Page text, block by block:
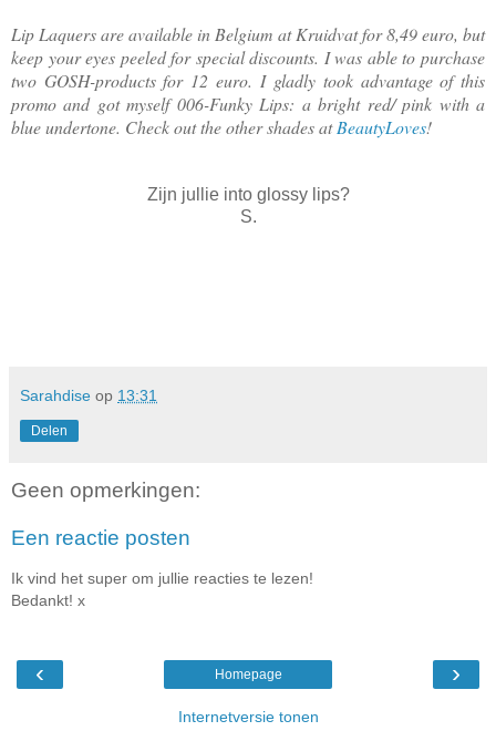
Lip Laquers are available in Belgium at Kruidvat for 8,49 euro, but
keep your eyes peeled for special discounts. I was able to purchase
two GOSH-products for 12 euro. I gladly took advantage of this
promo and got myself 006-Funky Lips: a bright red/ pink with a
blue undertone. Check out the other shades atBeautyLoves!
Zijn jullie into glossy lips?
S.
Sarahdise op 13:31
Delen
Geen opmerkingen:
Een reactie posten
Ik vind het super om jullie reacties te lezen!
Bedankt! x
‹ ›
Homepage
Internetversie tonen